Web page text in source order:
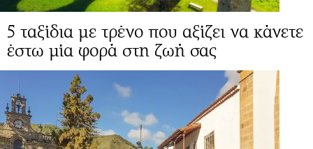
5 ταξίδια με τρένο που αξίζει να κάνετε
έστω μία φορά στη ζωή σας